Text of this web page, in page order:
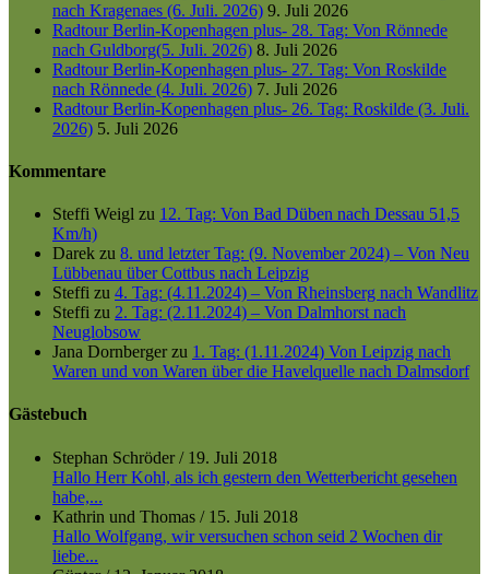
nach Kragenaes (6. Juli. 2026) 9. Juli 2026
Radtour Berlin-Kopenhagen plus- 28. Tag: Von Rönnede
nach Guldborg(5. Juli. 2026) 8. Juli 2026
Radtour Berlin-Kopenhagen plus- 27. Tag: Von Roskilde
nach Rönnede (4. Juli. 2026) 7. Juli 2026
Radtour Berlin-Kopenhagen plus- 26. Tag: Roskilde (3. Juli.
2026) 5. Juli 2026
Kommentare
Steffi Weigl zu 12. Tag: Von Bad Düben nach Dessau 51,5
Km/h)
Darek zu 8. und letzter Tag: (9. November 2024) – Von Neu
Lübbenau über Cottbus nach Leipzig
Steffi zu 4. Tag: (4.11.2024) – Von Rheinsberg nach Wandlitz
Steffi zu 2. Tag: (2.11.2024) – Von Dalmhorst nach
Neuglobsow
Jana Dornbergerzu 1. Tag: (1.11.2024) Von Leipzig nach
Waren und von Waren über die Havelquelle nach Dalmsdorf
Gästebuch
Stephan Schröder/ 19. Juli 2018
Hallo Herr Kohl, als ich gestern den Wetterbericht gesehen
habe,...
Kathrin und Thomas / 15. Juli 2018
Hallo Wolfgang, wir versuchen schon seid 2 Wochen dir
liebe...